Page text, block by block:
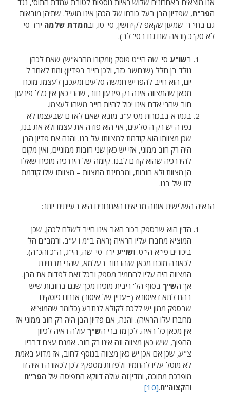
אנו מוצאים באחרונים שלוש ראיות נוספות לטובת עמדת התוס', נגד
הפר"ח, שפדיון הבן בעל כורחו של הכהן אינו מועיל. שתיהן מובאות
גם בחי' ר' שמעון שקאפ לקידושין, סי' טו, ובחמדת שלמה יו"ד סי'
לא סק"כ (וראה שם גם בסי' לב).
בשו"ע סי' שה הי"ט פוסק (ומקורו מהרא"ש) שאם לכהן
נולד בן חלל (שנחשב כזר, ולכן חייב בפדיון) ומת לאחר ל
יום, הוא חייב להפריש חמשה סלעים ומעכבן לעצמו. מוכח
מכאן שהמצווה אינה רק פירעון חוב, שהרי כאן אין כלל פירעון
חוב שהרי אדם אינו יכול להיות חייב משהו לעצמו.
בגמרא בבכורות מט ע"ב מובא שאם לאדם שבעצמו לא
נפדה יש רק ה סלעים, אזי הוא פודה את עצמו ולא את בנו,
שכן מצוותו הוא קודמת למצוותו על בנו. והנה אם פדיון הבן
היה רק חוב ממוני, אזי יש כאן שני חובות ממוניים, ואין מקום
להיררכיה שהוא קודם לבנו. קיומה של היררכיה מוכיח שאלו
הן מצוות ולא חובות, ומבחינת המצוות – מצוותו שלו קודמת
לזו של בנו.
הראיה השלישית אותה מביאים האחרונים היא בעייתית יותר:
הדין הוא שבספק בכור האב אינו חייב לשלם לכהן, שכן
המוציא מחברו עליו הראיה (ראה ב"מ ו ע"ב. ורמב"ם הל'
ביכורים פי"א הי"ט. ושו"ע יו"ד סי' שה, הי"ג, ה"כ והכ"ה).
לכאורה מוכח מכאן שזהו חוב בעלמא, שהרי מבחינת
המצווה היה עליו להחמיר מספק ובכל זאת לפדות את הבן.
אך הש"ך בסוף הל' ריבית מוכיח מכך שגם בחובות שיש
בהם לתא דאיסורא (=עניין של איסור) אנחנו פוסקים
שבספק ממון יש ללכת לקולא לנתבע (כלומר שהמוציא
מחברו עלו הראיה). והנה, אם פדיון הבן היה רק חוב ממוני אז
אין מכאן כל ראיה. לכן מדברי הש"ך עולה ראיה לכיוון
ההפוך, שיש כאן מצווה וזה אינו רק חוב. אמנם עצם דבריו
צ"ע, שכן אם אכן יש כאן מצווה בנוסף לחוב, אז מדוע באמת
לא מוטל עליו להחמיר ולפדות מספק? לכן לכאורה ראיה זו
מופרכת מתוכה, ומדין זה עולה דווקא התפיסה של הפר"ח
והקצוה"ח.
[10]